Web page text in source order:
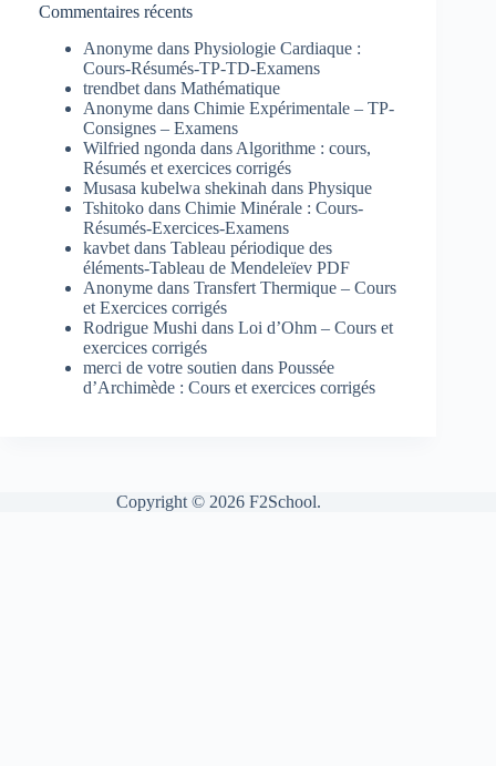
Commentaires récents
Anonyme dans Physiologie Cardiaque :
Cours-Résumés-TP-TD-Examens
trendbet dans Mathématique
Anonyme dans Chimie Expérimentale – TP-
Consignes – Examens
Wilfried ngonda dans Algorithme : cours,
Résumés et exercices corrigés
Musasa kubelwa shekinah dans Physique
Tshitoko dans Chimie Minérale : Cours-
Résumés-Exercices-Examens
kavbet dans Tableau périodique des
éléments-Tableau de Mendeleïev PDF
Anonyme dans Transfert Thermique – Cours
et Exercices corrigés
Rodrigue Mushi dans Loi d’Ohm – Cours et
exercices corrigés
merci de votre soutien dans Poussée
d’Archimède : Cours et exercices corrigés
Copyright © 2026 F2School.